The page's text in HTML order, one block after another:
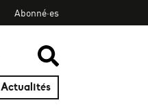
Actualités
Abonné·es